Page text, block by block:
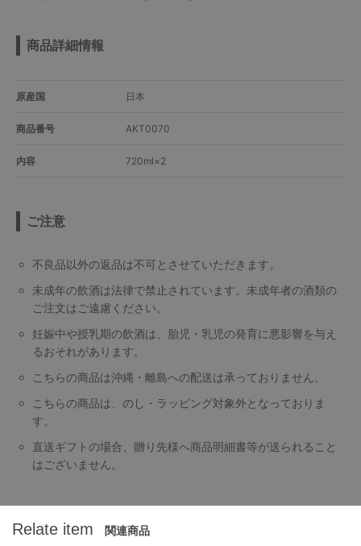
商品詳細情報
原産国 日本
商品番号 AKT0070
内容 720ml×2
ご注意
不良品以外の返品は不可とさせていただきます。
未成年の飲酒は法律で禁止されています。未成年者の酒類の
ご注文はご遠慮ください。
妊娠中や授乳期の飲酒は、胎児・乳児の発育に悪影響を与え
るおそれがあります。
こちらの商品は沖縄・離島への配送は承っておりません。
こちらの商品は、のし・ラッピング対象外となっておりま
す。
直送ギフトの場合、贈り先様へ商品明細書等が送られること
はございません。
Relate item 関連商品